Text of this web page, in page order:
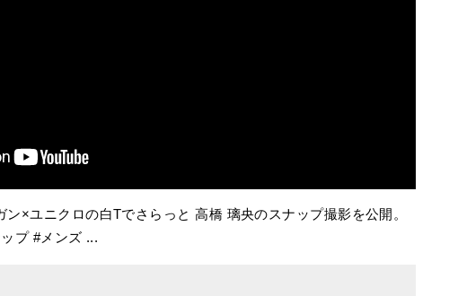
ン×ユニクロの白Tでさらっと 高橋 璃央のスナップ撮影を公開。
プ #メンズ ...